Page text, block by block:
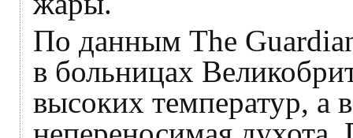
По данным The
в больницах
высоких температур, а